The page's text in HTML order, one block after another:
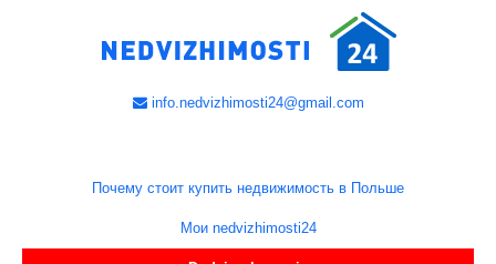
info.nedvizhimosti24@gmail.com
Почему стоит купить недвижимость в Польше
Мои nedvizhimosti24